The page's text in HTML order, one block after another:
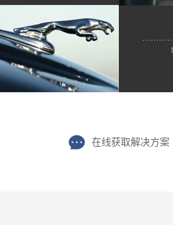
在线获取解决方案